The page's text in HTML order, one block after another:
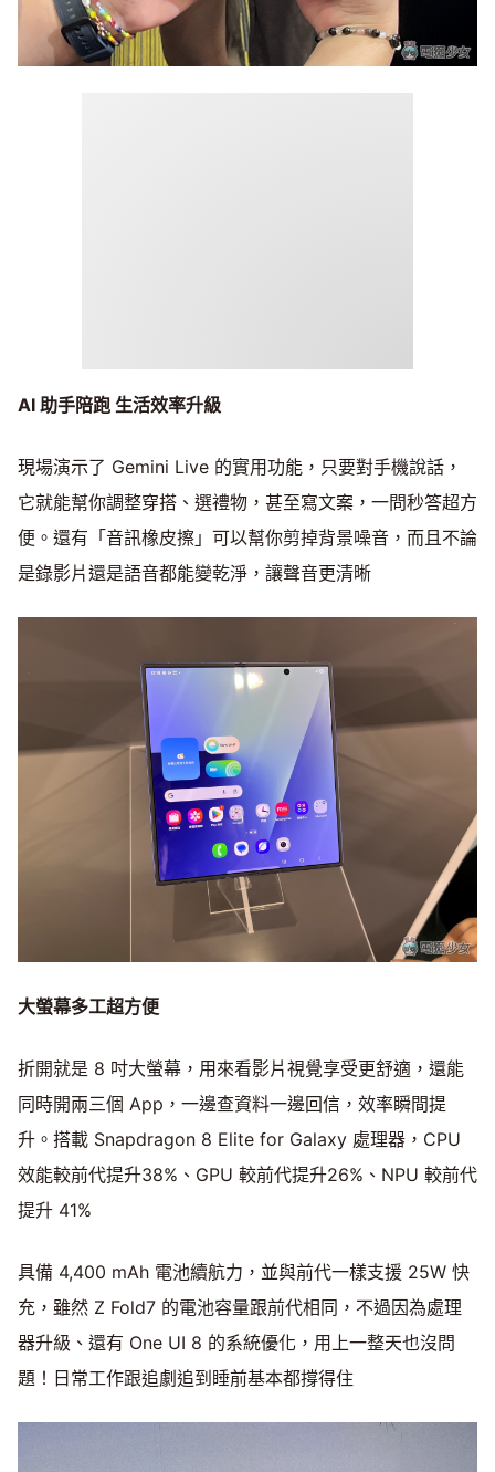
AI 助手陪跑 生活效率升級
現場演示了 Gemini Live 的實用功能，只要對手機說話，
它就能幫你調整穿搭、選禮物，甚至寫文案，一問秒答超方
便。還有「音訊橡皮擦」可以幫你剪掉背景噪音，而且不論
是錄影片還是語音都能變乾淨，讓聲音更清晰
大螢幕多工超方便
折開就是 8 吋大螢幕，用來看影片視覺享受更舒適，還能
同時開兩三個 App，一邊查資料一邊回信，效率瞬間提
升。搭載 Snapdragon 8 Elite for Galaxy 處理器，CPU
效能較前代提升38%、GPU 較前代提升26%、NPU 較前代
提升 41%
具備 4,400 mAh 電池續航力，並與前代一樣支援 25W 快
充，雖然 Z Fold7 的電池容量跟前代相同，不過因為處理
器升級、還有 One UI 8 的系統優化，用上一整天也沒問
題！日常工作跟追劇追到睡前基本都撐得住